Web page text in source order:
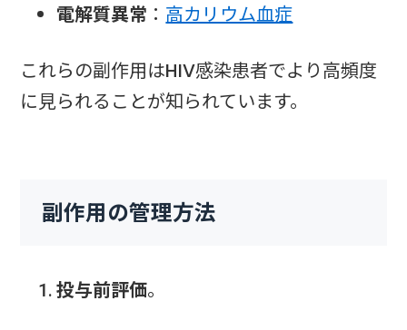
電解質異常 ： 高カリウム血症
これらの副作用はHIV感染患者でより高頻度
に見られることが知られています。
副作用の管理方法
投与前評価。